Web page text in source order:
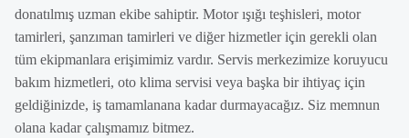
donatılmış uzman ekibe sahiptir. Motor ışığı teşhisleri, motor
tamirleri, şanzıman tamirleri ve diğer hizmetler için gerekli olan
tüm ekipmanlara erişimimiz vardır. Servis merkezimize koruyucu
bakım hizmetleri, oto klima servisi veya başka bir ihtiyaç için
geldiğinizde, iş tamamlanana kadar durmayacağız. Siz memnun
olana kadar çalışmamız bitmez.